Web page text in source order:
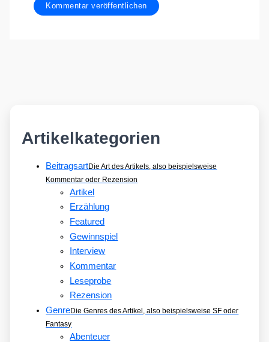
Artikelkategorien
BeitragsartDie Art des Artikels, also beispielsweise
Kommentar oder Rezension
Artikel
Erzählung
Featured
Gewinnspiel
Interview
Kommentar
Leseprobe
Rezension
GenreDie Genres des Artikel, also beispielsweise SF oder
Fantasy
Abenteuer